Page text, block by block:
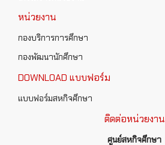
หน่วยงาน
กองบริการการศึกษา
กองพัฒนานักศึกษา
DOWNLOAD แบบฟอร์ม
แบบฟอร์มสหกิจศึกษา
ติดต่อหน่วยงาน
ศูนย์สหกิจศึกษา